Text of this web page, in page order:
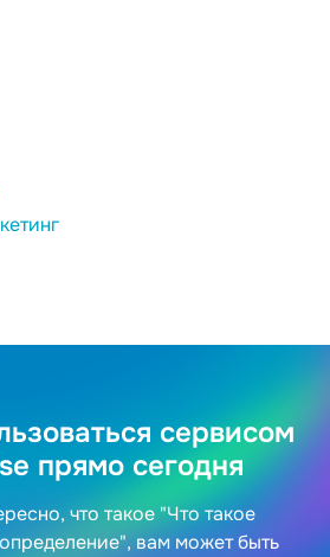
сервисом
прямо сегодня
что такое "Что такое
вам может быть